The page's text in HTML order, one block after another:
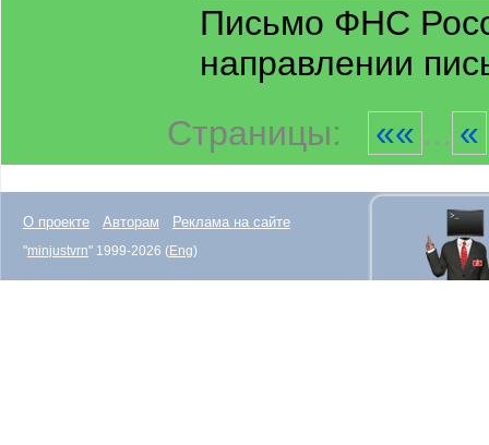
Письмо ФНС
направлении
Страницы:
«« ... «
О проекте Авторам Реклама на сайте
"minjustvrn" 1999-2026 (Eng)